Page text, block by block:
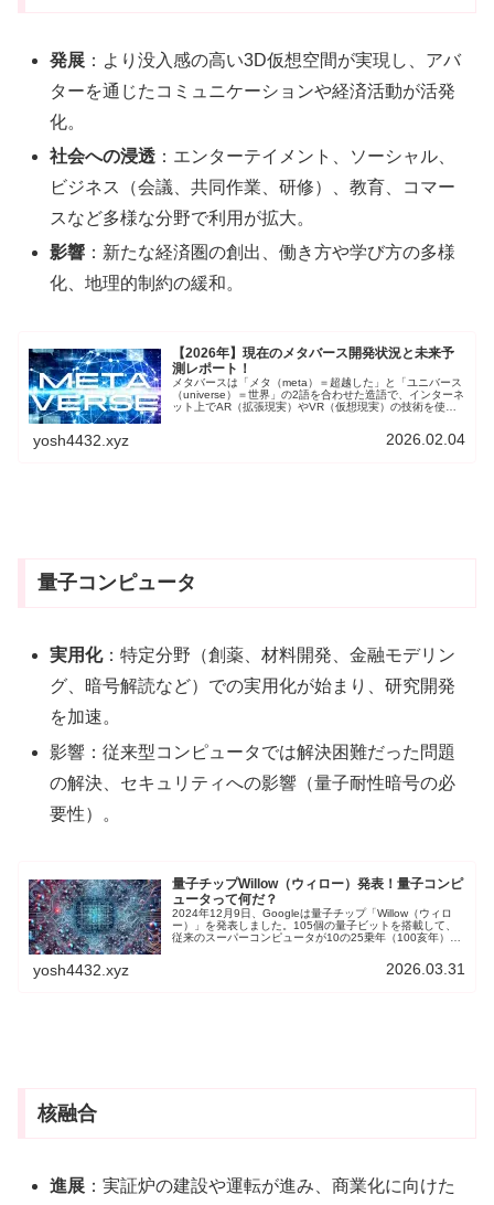
発展 ：より没入感の高い3D仮想空間が実現し、アバ
ターを通じたコミュニケーションや経済活動が活発
化。
社会への浸透 ：エンターテイメント、ソーシャル、
ビジネス（会議、共同作業、研修）、教育、コマー
スなど多様な分野で利用が拡大。
影響 ：新たな経済圏の創出、働き方や学び方の多様
化、地理的制約の緩和。
【2026年】現在のメタバース開発状況と未来予
測レポート！
メタバースは「メタ（meta）＝超越した」と「ユニバース
（universe）＝世界」の2語を合わせた造語で、インターネ
ット上でAR（拡張現実）やVR（仮想現実）の技術を使
指します。Meta（旧Facebook）がメタバースへの注力を
発表して以来、2025年現在ではメタバースは着実に成長を
yosh4432.xyz 2026.02.04
量子コンピュータ
実用化：特定分野（創薬、材料開発、金融モデリン
グ、暗号解読など）での実用化が始まり、研究開発
を加速。
影響：従来型コンピュータでは解決困難だった問題
の解決、セキュリティへの影響（量子耐性暗号の必
要性）。
量子チップWillow（ウィロー）発表！量子コンピ
ュータって何だ？
2024年12月9日、Googleは量子チップ「Willow（ウィロ
ー）」を発表しました。105個の量子ビットを搭載して、
従来のスーパーコンピュータが10の25乗年（100亥年）か
た、量子エラー訂正技術を駆使し、量子ビットの数を増や
すことでエラー率を指数関数的に低下させることに成功し
yosh4432.xyz 2026.03.31
核融合
進展 ：実証炉の建設や運転が進み、商業化に向けた